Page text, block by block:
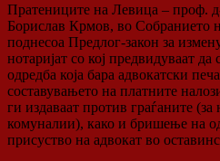
Пратениците на Левица – проф.
Борислав Крмов, во Собранието
поднесоа Предлог-закон за
нотаријат со кој предвидуваат
одредба која бара адвокатски
составувањето на платните
ги издаваат против граѓаните (за
комуналии), како и бришење на
присуство на адвокат во